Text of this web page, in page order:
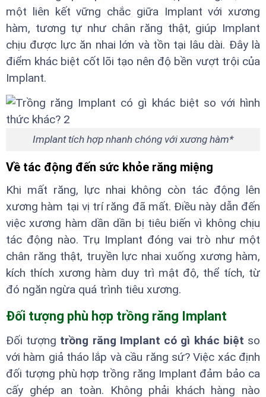
một liên kết vững chắc giữa Implant với xương
hàm, tương tự như chân răng thật, giúp Implant
chịu được lực ăn nhai lớn và tồn tại lâu dài. Đây là
điểm khác biệt cốt lõi tạo nên độ bền vượt trội của
Implant.
Implant tích hợp nhanh chóng với xương hàm*
Về tác động đến sức khỏe răng miệng
Khi mất răng, lực nhai không còn tác động lên
xương hàm tại vị trí răng đã mất. Điều này dẫn đến
việc xương hàm dần dần bị tiêu biến vì không chịu
tác động nào. Trụ Implant đóng vai trò như một
chân răng thật, truyền lực nhai xuống xương hàm,
kích thích xương hàm duy trì mật độ, thể tích, từ
đó ngăn ngừa quá trình tiêu xương.
Đối tượng phù hợp trồng răng Implant
Đối tượng trồng răng Implant có gì khác biệt so
với hàm giả tháo lắp và cầu răng sứ? Việc xác định
đối tượng phù hợp trồng răng Implant đảm bảo ca
cấy ghép an toàn. Không phải khách hàng nào